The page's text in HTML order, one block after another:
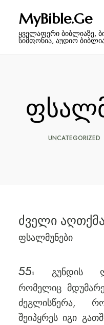
MyBible.Ge
ყველაფერი ბიბლიაზე,
სიმფონია, აუდიო
UNCATEGORIZED
ძველი აღთქმა
ფსალმუნები
551
გუნდის
რომელიც
ძეგლისწერა,
შეიპყრეს იგი